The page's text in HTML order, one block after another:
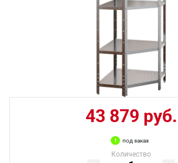
43 879 руб.
под заказ
Количество